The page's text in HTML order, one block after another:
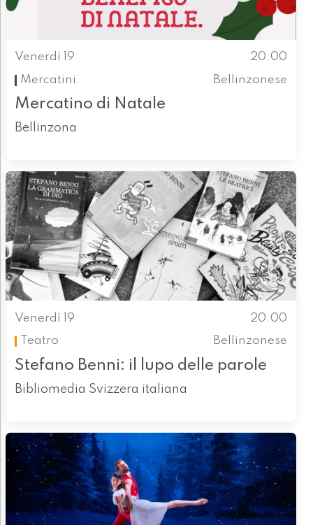
Venerdì 19
20.00
Mercatini
Bellinzonese
Mercatino di Natale
Bellinzona
Venerdì 19
20.00
Teatro
Bellinzonese
Stefano Benni: il lupo delle parole
Bibliomedia Svizzera italiana